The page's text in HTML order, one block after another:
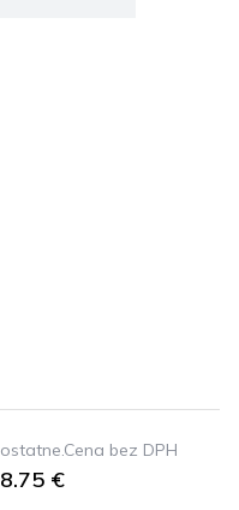
ostatne.Cena bez DPH
8.75 €